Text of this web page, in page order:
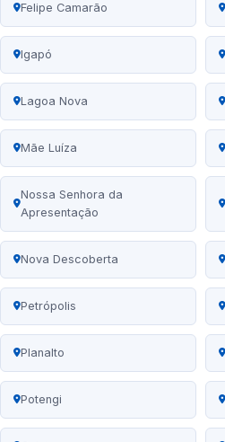
Felipe Camarão
Igapó
Lagoa Nova
Mãe Luíza
Nossa Senhora da
Apresentação
Nova Descoberta
Petrópolis
Planalto
Potengi